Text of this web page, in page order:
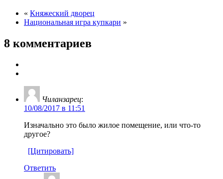
« Княжеский дворец
Национальная игра купкари »
8 комментариев
Чиланзарец:
10/08/2017 в 11:51
Изначально это было жилое помещение, или что-то
другое?
[Цитировать]
Ответить